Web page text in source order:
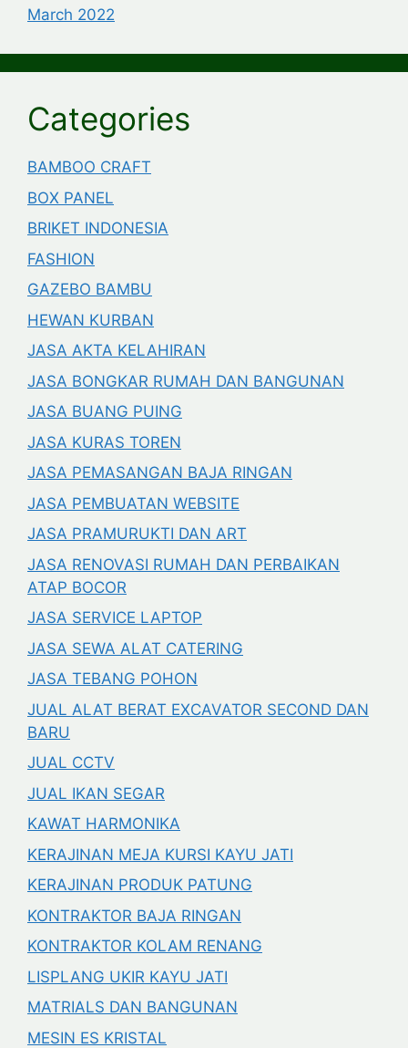
March 2022
Categories
BAMBOO CRAFT
BOX PANEL
BRIKET INDONESIA
FASHION
GAZEBO BAMBU
HEWAN KURBAN
JASA AKTA KELAHIRAN
JASA BONGKAR RUMAH DAN BANGUNAN
JASA BUANG PUING
JASA KURAS TOREN
JASA PEMASANGAN BAJA RINGAN
JASA PEMBUATAN WEBSITE
JASA PRAMURUKTI DAN ART
JASA RENOVASI RUMAH DAN PERBAIKAN
ATAP BOCOR
JASA SERVICE LAPTOP
JASA SEWA ALAT CATERING
JASA TEBANG POHON
JUAL ALAT BERAT EXCAVATOR SECOND DAN
BARU
JUAL CCTV
JUAL IKAN SEGAR
KAWAT HARMONIKA
KERAJINAN MEJA KURSI KAYU JATI
KERAJINAN PRODUK PATUNG
KONTRAKTOR BAJA RINGAN
KONTRAKTOR KOLAM RENANG
LISPLANG UKIR KAYU JATI
MATRIALS DAN BANGUNAN
MESIN ES KRISTAL